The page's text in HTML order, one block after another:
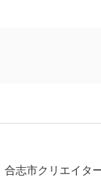
合志市クリエイタ